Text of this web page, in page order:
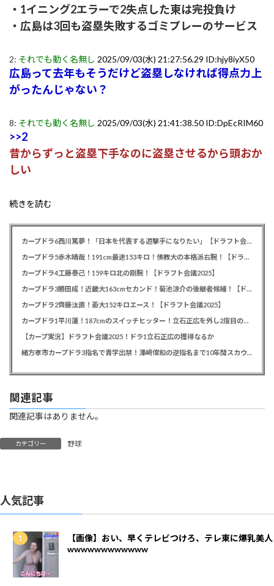
・1イニング2エラーで2失点した東は完投負け
・広島は3回も盗塁失敗するゴミプレーのサービス
2: それでも動く名無し 2025/09/03(水) 21:27:56.29 ID:hjy8iyX50
広島って去年もそうだけど盗塁しなければ得点力上
がったんじゃない？
8: それでも動く名無し 2025/09/03(水) 21:41:38.50 ID:DpEcRIM60
>>2
昔からずっと盗塁下手なのに盗塁させるから頭おか
しい
続きを読む
カープドラ6西川篤夢！「日本を代表する遊撃手になりたい」【ドラフト会議2025】
カープドラ5赤木晴哉！191cm最速153キロ！佛教大の本格派右腕！【ドラフト会議2025】
カープドラ4工藤泰己！159キロ北の剛腕！【ドラフト会議2025】
カープドラ3勝田成！近畿大163cmセカンド！菊池涼介の後継者候補！【ドラフト会議2025】
カープドラ2齊藤汰直！亜大152キロエース！【ドラフト会議2025】
カープドラ1平川蓮！187cmのスイッチヒッター！立石正広を外し2度目の重複も新井監督がクジを引き当てる！【ドラフト会議2025】
【カープ実況】ドラフト会議2025！ドラ1立石正広の獲得なるか
緒方孝市カープドラ3指名で青学出禁！澤﨑俊和の逆指名まで10年間スカウト出禁
関連記事
関連記事はありません。
カテゴリー 野球
人気記事
【画像】おい、早くテレビつけろ、テレ東に爆乳美人
wwwwwwwwwwww